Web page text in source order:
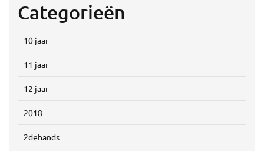
Categorieën
10 jaar
11 jaar
12 jaar
2018
2dehands